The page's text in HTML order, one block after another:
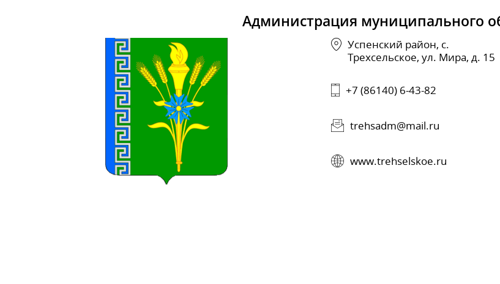
Администрация муниципального
Успенский район, с.
Трехсельское, ул. Мира, д. 15
+7 (86140) 6-43-82
trehsadm@mail.ru
www.trehselskoe.ru